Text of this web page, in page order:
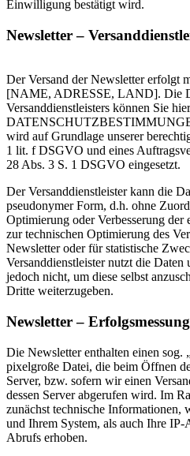
Einwilligung bestätigt wird.
Newsletter –
Der Versand der Newsletter erfolgt
[NAME, ADRESSE, LAND]. Die
Versanddienstleisters können Sie
wird auf Grundlage unserer
1 lit. f DSGVO und eines
28 Abs. 3 S. 1 DSGVO eingesetzt.
Der Versanddienstleister kann die
pseudonymer Form, d.h. ohne
Optimierung oder Verbesserung der
zur technischen Optimierung des
Newsletter oder für statistische
Versanddienstleister nutzt die Daten
jedoch nicht, um diese selbst
Dritte weiterzugeben.
Newsletter – Erfolgsmessung
Die Newsletter enthalten einen sog.
pixelgroße Datei, die beim Öffnen
Server, bzw. sofern wir einen
dessen Server abgerufen wird. Im
zunächst technische
und Ihrem System, als auch Ihre IP-
Abrufs erhoben.